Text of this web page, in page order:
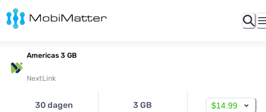
Americas 3 GB
NextLink
30 dagen 3 GB $14.99